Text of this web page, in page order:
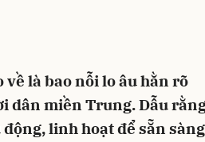
là bao nỗi lo âu hằn rõ
dân miền Trung. Dẫu
linh hoạt để sẵn sàng